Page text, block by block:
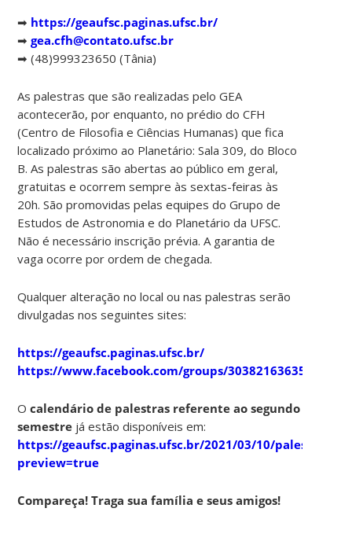
➡ https://geaufsc.paginas.ufsc.br/
➡gea.cfh@contato.ufsc.br
➡ (48)999323650 (Tânia)
As palestras que são realizadas pelo GEA
acontecerão, por enquanto, no prédio do CFH
(Centro de Filosofia e Ciências Humanas) que fica
localizado próximo ao Planetário: Sala 309, do Bloco
B. As palestras são abertas ao público em geral,
gratuitas e ocorrem sempre às sextas-feiras às
20h. São promovidas pelas equipes do Grupo de
Estudos de Astronomia e do Planetário da UFSC.
Não é necessário inscrição prévia. A garantia de
vaga ocorre por ordem de chegada.
Qualquer alteração no local ou nas palestras serão
divulgadas nos seguintes sites:
https://geaufsc.paginas.ufsc.br/
https://www.facebook.com/groups/303821636357910
Ocalendário de palestras referente ao segundo
semestre já estão disponíveis em:
https://geaufsc.paginas.ufsc.br/2021/03/10/palestras/?
preview=true
Compareça! Traga sua família e seus amigos!